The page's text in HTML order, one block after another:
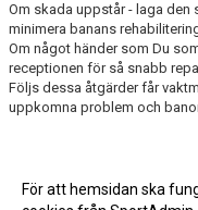
Om skada uppstår - laga
minimera banans
Om något händer som Du
receptionen för så snabb
Följs dessa åtgärder får
uppkomna problem och
För att hemsidan ska